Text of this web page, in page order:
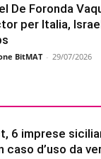
De Foronda
per Italia,
BitMAT - 29/07/2026
6 imprese
caso d’uso da